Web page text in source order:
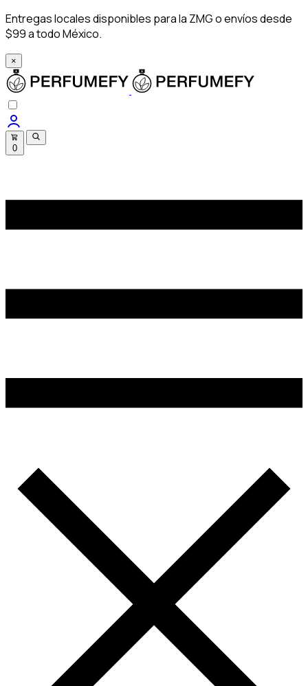
Entregas locales disponibles para la ZMG o envíos desde
$99 a todo México.
×
0